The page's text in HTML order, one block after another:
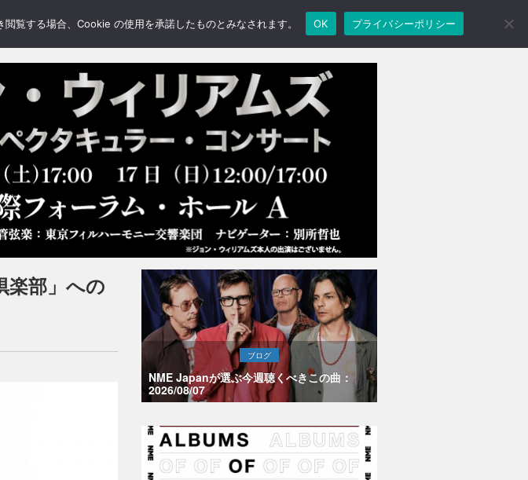
楽部」への
ブログ
NME Japanが選ぶ今週聴くべきこの曲：
2026/08/07
覧する場合、Cookie の使用を承諾したものとみなされます。 OK プライバシーポリシー